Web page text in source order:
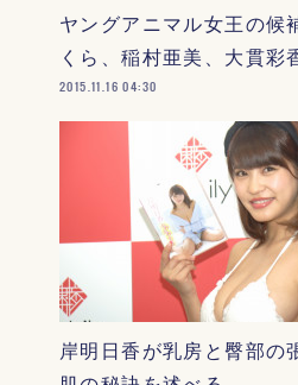
ヤングアニマル女王の候
くら、稲村亜美、大貫
2015.11.16 04:30
岸明日香が乳房と臀部の